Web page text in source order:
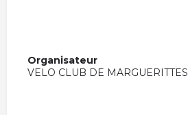
Organisateur
VELO CLUB DE MARGUERITTES